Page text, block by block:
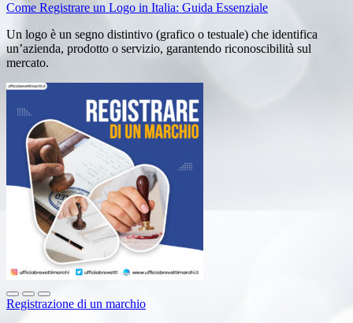
Come Registrare un Logo in Italia: Guida Essenziale
Un logo è un segno distintivo (grafico o testuale) che identifica
un’azienda, prodotto o servizio, garantendo riconoscibilità sul
mercato.
Registrazione di un marchio